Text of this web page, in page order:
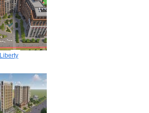
Liberty